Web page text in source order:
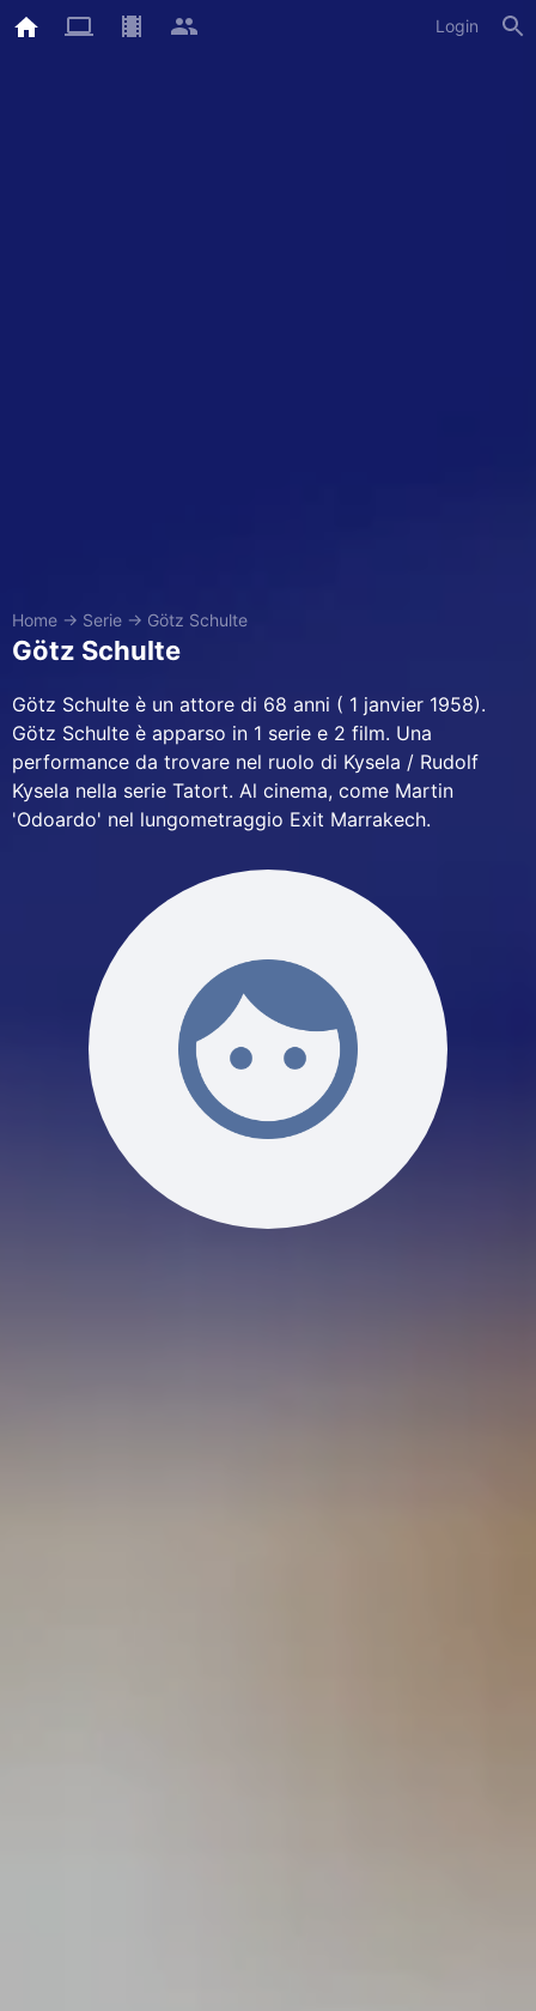
Login
Home → Serie → Götz Schulte
Götz Schulte
Götz Schulte è un attore di 68 anni ( 1 janvier 1958).
Götz Schulte è apparso in 1 serie e 2 film. Una
performance da trovare nel ruolo di Kysela / Rudolf
Kysela nella serie Tatort. Al cinema, come Martin
'Odoardo' nel lungometraggio Exit Marrakech.